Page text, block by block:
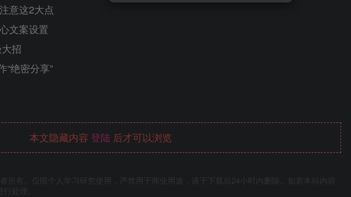
意这2大点
文案设置
招
“绝密分享”
本文隐藏内容 登陆 后才可以浏览
所有。仅限个人学习研究使用，严禁用于商业用途，请于下载后24小时内删除。如若本站内容
处理。